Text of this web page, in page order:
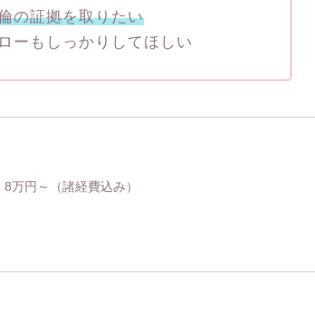
の証拠を取りたい
ーもしっかりしてほしい
8万円～
（諸経費込み）